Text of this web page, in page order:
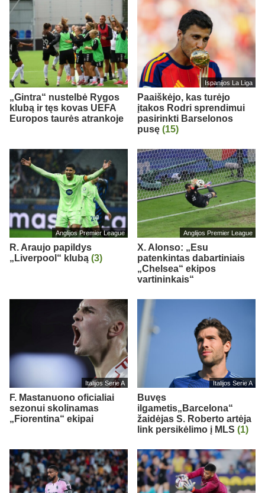
„Gintra“ nustelbė Rygos
klubą ir tęs kovas UEFA
Europos taurės atrankoje
Ispanijos La Liga
Paaiškėjo, kas turėjo
įtakos Rodri sprendimui
pasirinkti Barselonos
pusę (15)
Anglijos Premier League
R. Araujo papildys
„Liverpool“ klubą (3)
Anglijos Premier League
X. Alonso: „Esu
patenkintas dabartiniais
„Chelsea“ ekipos
vartininkais“
Italijos Serie A
F. Mastanuono oficialiai
sezonui skolinamas
„Fiorentina“ ekipai
Italijos Serie A
Buvęs
ilgametis„Barcelona“
žaidėjas S. Roberto artėja
link persikėlimo į MLS (1)